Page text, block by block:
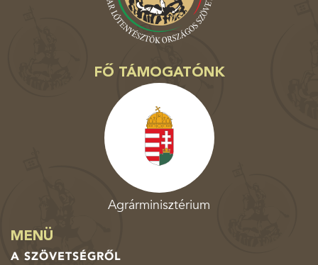
FŐ TÁMOGATÓNK
Agrárminisztérium
MENÜ
A SZÖVETSÉGRŐL